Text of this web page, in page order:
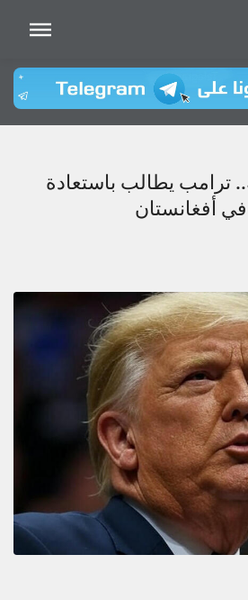
ترامب يطالب باستعادة
في أفغانستان